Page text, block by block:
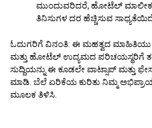
ಮುಂದುವರಿದರೆ, ಹೋಟೆಲ್
ತಿನಿಸುಗಳ ದರ ಹೆಚ್ಚಿಸುವ
ಓದುಗರಿಗೆ ವಿನಂತಿ: ಈ ಮಹತ್ವದ ಮಾಹಿತಿಯು
ಮತ್ತು ಹೋಟೆಲ್ ಉದ್ಯಮದ ಪರಿಚಯಸ್ಥರಿಗೆ
ಸುದ್ದಿಯನ್ನು ಈ ಕೂಡಲೇ ವಾಟ್ಸಾಪ್ ಮತ್ತು
ಮಾಡಿ. ಬೆಲೆ ಏರಿಕೆಯ ಕುರಿತು ನಿಮ್ಮ
ಮೂಲಕ ತಿಳಿಸಿ.